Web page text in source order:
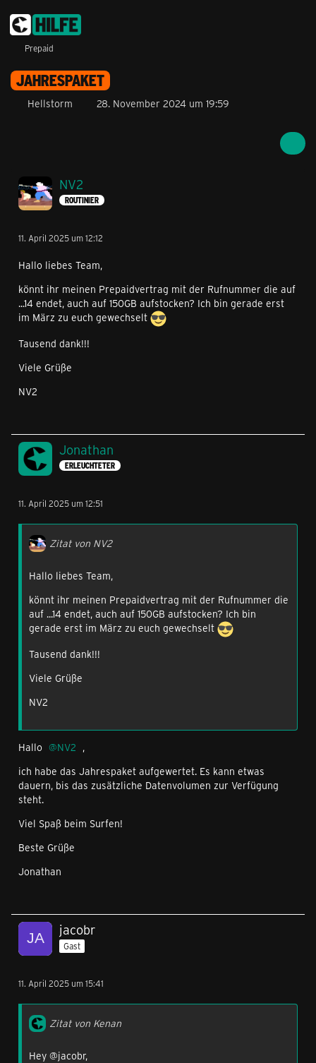
Prepaid
JAHRESPAKET
Hellstorm 28. November 2024 um 19:59
NV2
ROUTINIER
11. April 2025 um 12:12
Hallo liebes Team,
könnt ihr meinen Prepaidvertrag mit der Rufnummer die auf
...14 endet, auch auf 150GB aufstocken? Ich bin gerade erst
im März zu euch gewechselt
Tausend dank!!!
Viele Grüße
NV2
Jonathan
ERLEUCHTETER
11. April 2025 um 12:51
Zitat von NV2
Hallo liebes Team,
könnt ihr meinen Prepaidvertrag mit der Rufnummer die
auf ...14 endet, auch auf 150GB aufstocken? Ich bin
gerade erst im März zu euch gewechselt
Tausend dank!!!
Viele Grüße
NV2
Hallo NV2 ,
ich habe das Jahrespaket aufgewertet. Es kann etwas
dauern, bis das zusätzliche Datenvolumen zur Verfügung
steht.
Viel Spaß beim Surfen!
Beste Grüße
Jonathan
jacobr
Gast
11. April 2025 um 15:41
Zitat von Kenan
Hey @jacobr,